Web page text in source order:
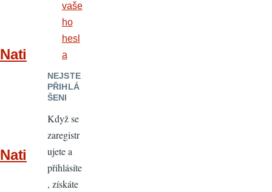
Nati
Nati
vaše
ho
hesl
a
NEJSTE
PŘIHLÁ
ŠENI
Když se
zaregistr
ujete a
přihlásíte
, získáte